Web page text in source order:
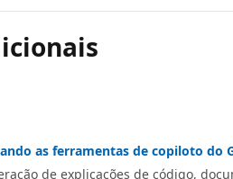
as ferramentas de copiloto do
de explicações de código,